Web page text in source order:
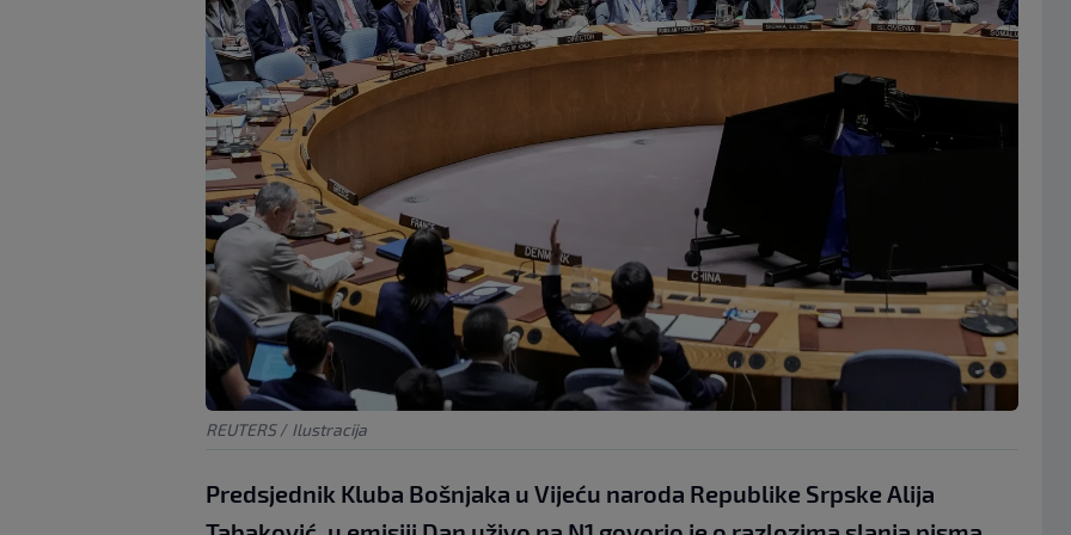
REUTERS / Ilustracija
Predsjednik Kluba Bošnjaka u Vijeću naroda Republike Srpske Alija